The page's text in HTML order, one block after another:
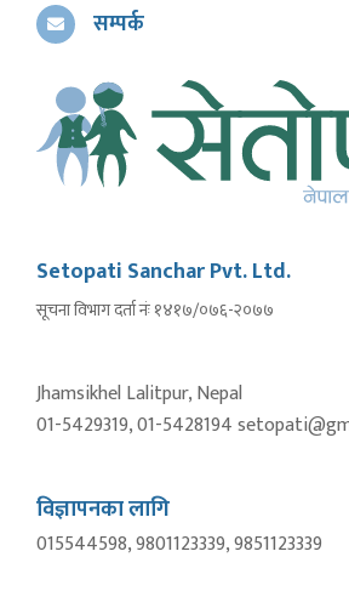
सम्पर्क
Setopati Sanchar Pvt. Ltd.
सूचना विभाग दर्ता नंः १४१७/०७६-२०७७
Jhamsikhel Lalitpur, Nepal
01-5429319, 01-5428194
विज्ञापनका लागि
015544598, 9801123339, 9851123339